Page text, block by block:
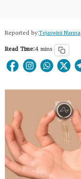
Reported by:Tejaswini Nanna
Read Time:4 mins